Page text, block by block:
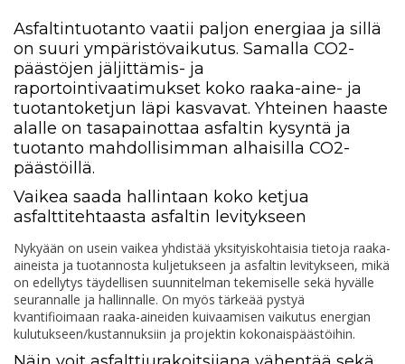
Asfaltintuotanto vaatii paljon energiaa ja sillä
on suuri ympäristövaikutus. Samalla CO2-
päästöjen jäljittämis- ja
raportointivaatimukset koko raaka-aine- ja
tuotantoketjun läpi kasvavat. Yhteinen haaste
alalle on tasapainottaa asfaltin kysyntä ja
tuotanto mahdollisimman alhaisilla CO2-
päästöillä.
Vaikea saada hallintaan koko ketjua
asfalttitehtaasta asfaltin levitykseen
Nykyään on usein vaikea yhdistää yksityiskohtaisia tietoja raaka-
aineista ja tuotannosta kuljetukseen ja asfaltin levitykseen, mikä
on edellytys täydellisen suunnitelman tekemiselle sekä hyvälle
seurannalle ja hallinnalle. On myös tärkeää pystyä
kvantifioimaan raaka-aineiden kuivaamisen vaikutus energian
kulutukseen/kustannuksiin ja projektin kokonaispäästöihin.